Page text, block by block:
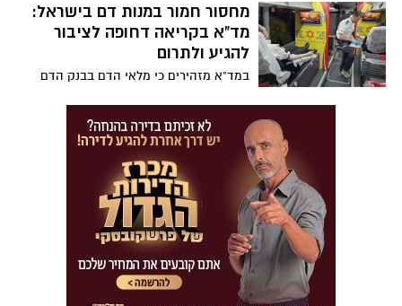
עשרות שנים והייתה חלק משמעותי מהספורט
המקומי. לצורך המשימה מחפשים תחקירן או
תחקירנית למשרה חלקית בשכר
מחסור חמור במנות דם בישראל:
מד”א בקריאה דחופה לציבור
להגיע ולתרום
במד”א מזהירים כי מלאי הדם בבנק הדם
פצועי תאונות דרכים, פצועי צה”ל ומטופלים
נוספים נמשך ללא הפסקה